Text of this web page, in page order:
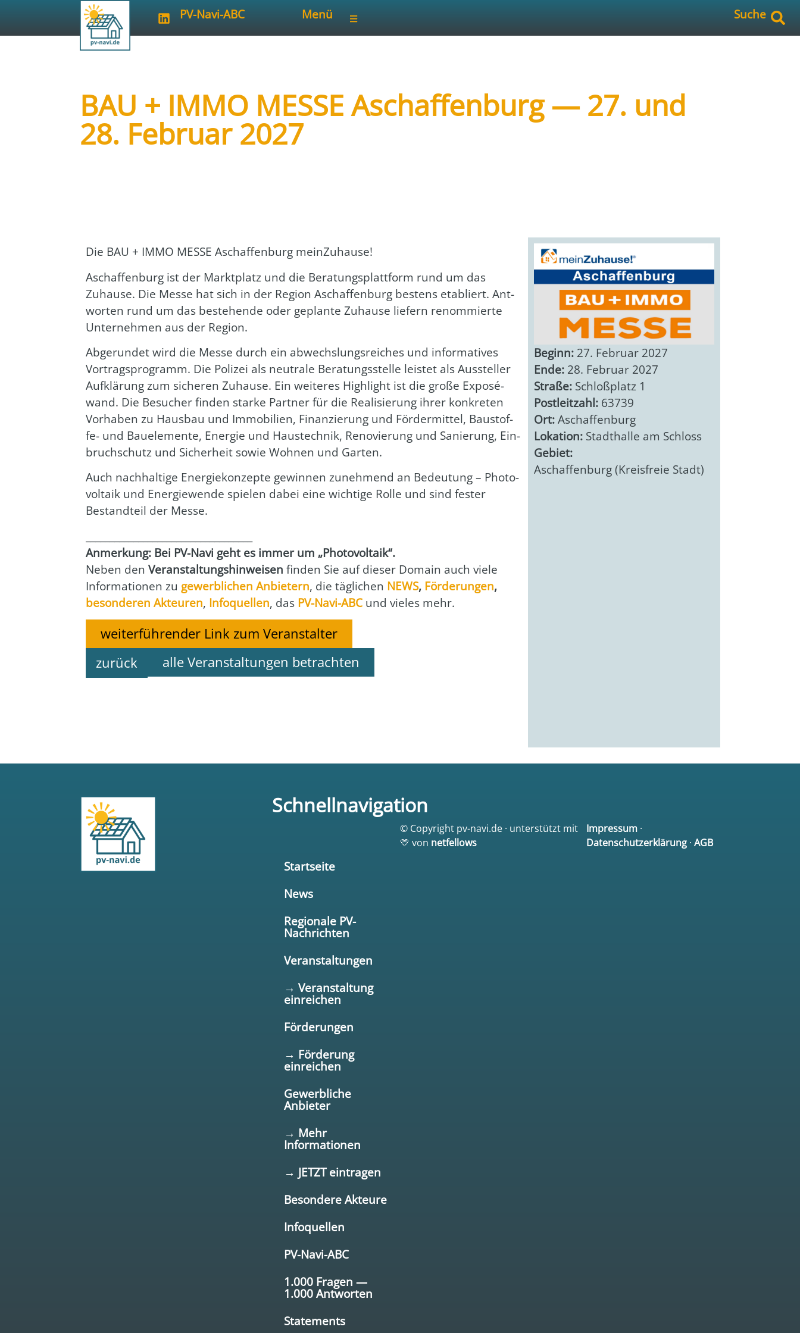
PV-Navi-ABC Menü Suche
BAU + IMMO MESSE Aschaffenburg — 27. und
28. Februar 2027
Die BAU + IMMO MESSE Aschaf­fen­burg mein­Zu­hau­se!
Aschaf­fen­burg ist der Markt­platz und die Bera­tungs­platt­form rund um das
Zuhau­se. Die Mes­se hat sich in der Regi­on Aschaf­fen­burg bes­tens eta­bliert. Ant­
wor­ten rund um das bestehen­de oder geplan­te Zuhau­se lie­fern renom­mier­te
Unter­neh­men aus der Regi­on.
Abge­run­det wird die Mes­se durch ein abwechs­lungs­rei­ches und infor­ma­ti­ves
Vor­trags­pro­gramm. Die Poli­zei als neu­tra­le Bera­tungs­stel­le leis­tet als Aus­stel­ler
Auf­klä­rung zum siche­ren Zuhau­se. Ein wei­te­res High­light ist die gro­ße Expo­sé­
wand. Die Besu­cher fin­den star­ke Part­ner für die Rea­li­sie­rung ihrer kon­kre­ten
Vor­ha­ben zu Haus­bau und Immo­bi­li­en, Finan­zie­rung und För­der­mit­tel, Bau­stof­
fe- und Bau­ele­men­te, Ener­gie und Haus­tech­nik, Reno­vie­rung und Sanie­rung, Ein­
bruch­schutz und Sicher­heit sowie Woh­nen und Gar­ten.
Auch nach­hal­ti­ge Ener­gie­kon­zep­te gewin­nen zuneh­mend an Bedeu­tung – Pho­to­
vol­ta­ik und Ener­gie­wen­de spie­len dabei eine wich­ti­ge Rol­le und sind fes­ter
Bestand­teil der Mes­se.
Anmer­kung: Bei PV-Navi geht es immer um „Pho­to­vol­ta­ik“.
Neben denVer­an­stal­tungs­hin­wei­senfin­den Sie auf die­ser Domain auch vie­le
Infor­ma­tio­nen zu gewerb­li­chen Anbie­tern, die täg­li­chen NEWS, För­de­run­gen,
beson­de­ren Akteu­ren, Info­quel­len, das PV-Navi-ABCund vie­les mehr.
weiterführender Link zum Veranstalter
zurück
alle Veranstaltungen betrachten
Beginn: 27. Februar 2027
Ende: 28. Februar 2027
Straße: Schloßplatz 1
Postleitzahl: 63739
Ort:Aschaffenburg
Lokation: Stadthalle am Schloss
Gebiet:
Aschaffenburg (Kreisfreie Stadt)
Schnellnavigation
Startseite
News
Regionale PV-
Nachrichten
Veranstaltungen
→ Veranstaltung
einreichen
Förderungen
→ Förderung
einreichen
Gewerbliche
Anbieter
→ Mehr
Informationen
→ JETZT eintragen
Besondere Akteure
Infoquellen
PV-Navi-ABC
1.000 Fragen —
1.000 Antworten
Statements
© Copyright pv-navi.de · unterstützt mit
💛 von netfellows
Impressum·
Datenschutzerklärung· AGB